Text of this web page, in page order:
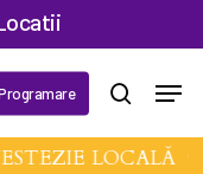
căutare
LOCALĂ •